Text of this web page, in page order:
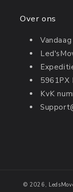
Over ons
5961PX
KvK
© 2026,